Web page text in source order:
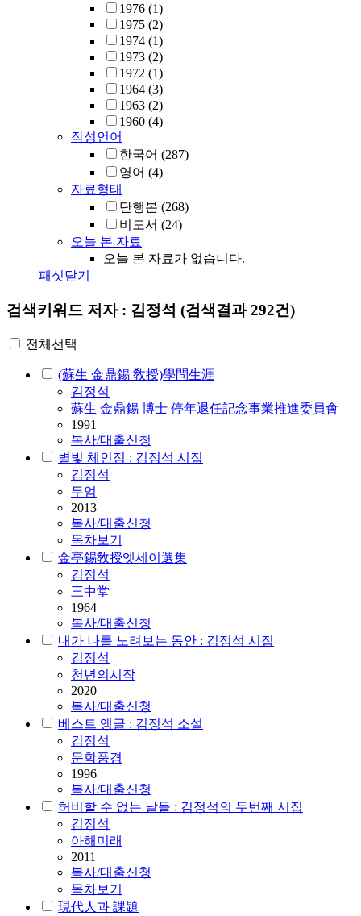
1976 (1)
1975 (2)
1974 (1)
1973 (2)
1972 (1)
1964 (3)
1963 (2)
1960 (4)
작성언어
한국어 (287)
영어 (4)
자료형태
단행본 (268)
비도서 (24)
오늘 본 자료
오늘 본 자료가 없습니다.
패싯닫기
검색키워드 저자 : 김정석 (검색결과 292건)
전체선택
(蘇生 金鼎錫 敎授)學問生涯
김정석
蘇生 金鼎錫 博士 停年退任記念事業推進委員會
1991
복사/대출신청
별빛 체인점 : 김정석 시집
김정석
두엄
2013
복사/대출신청
목차보기
金亭錫敎授엣세이選集
김정석
三中堂
1964
복사/대출신청
내가 나를 노려보는 동안 : 김정석 시집
김정석
천년의시작
2020
복사/대출신청
베스트 앵글 : 김정석 소설
김정석
문학풍경
1996
복사/대출신청
허비할 수 없는 날들 : 김정석의 두번째 시집
김정석
아해미래
2011
복사/대출신청
목차보기
現代人과 課題